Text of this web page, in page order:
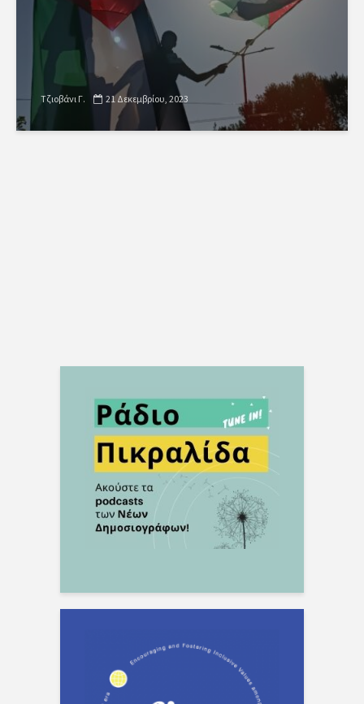
Τζιοβάνι Γ. 21 Δεκεμβρίου, 2023